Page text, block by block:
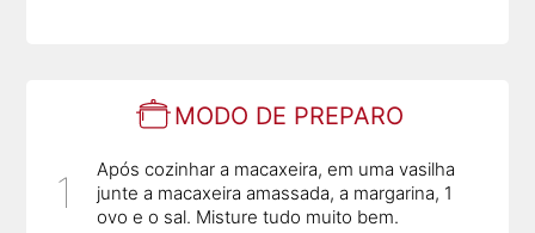
MODO DE PREPARO
Após cozinhar a macaxeira, em uma vasilha
junte a macaxeira amassada, a margarina, 1
ovo e o sal. Misture tudo muito bem.